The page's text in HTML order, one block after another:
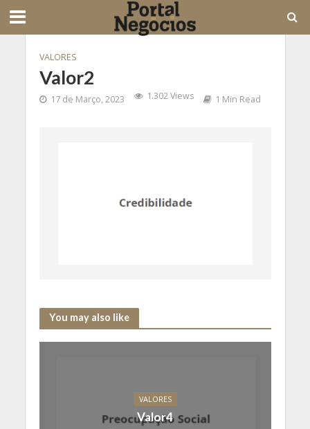
VALORES
Valor2
17 de Março, 2023 1.302 Views 1 Min Read
You may also like
VALORES
Valor4